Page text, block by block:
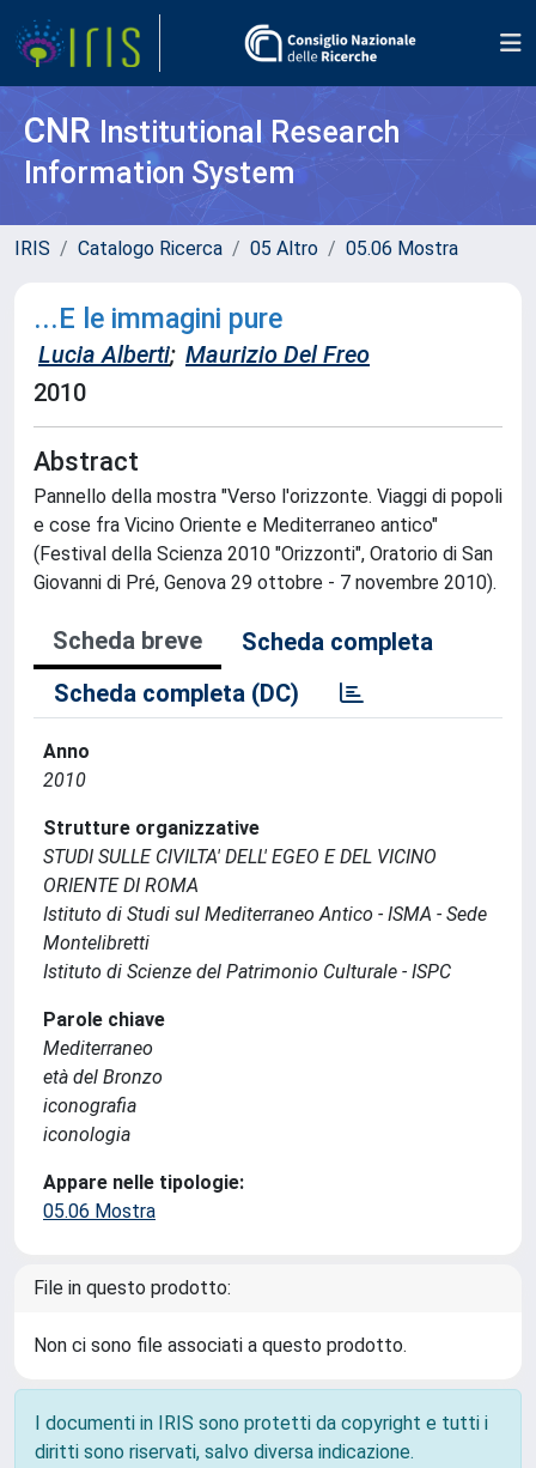
CNR Institutional Research
Information System
IRIS Catalogo Ricerca 05 Altro 05.06 Mostra
...E le immagini pure
Lucia Alberti; Maurizio Del Freo
2010
Abstract
Pannello della mostra "Verso l'orizzonte. Viaggi di popoli
e cose fra Vicino Oriente e Mediterraneo antico"
(Festival della Scienza 2010 "Orizzonti", Oratorio di San
Giovanni di Pré, Genova 29 ottobre - 7 novembre 2010).
Scheda breve
Scheda completa
Scheda completa (DC)
Anno
2010
Strutture organizzative
STUDI SULLE CIVILTA' DELL' EGEO E DEL VICINO
ORIENTE DI ROMA
Istituto di Studi sul Mediterraneo Antico - ISMA - Sede
Montelibretti
Istituto di Scienze del Patrimonio Culturale - ISPC
Parole chiave
Mediterraneo
età del Bronzo
iconografia
iconologia
Appare nelle tipologie:
05.06 Mostra
File in questo prodotto:
Non ci sono file associati a questo prodotto.
I documenti in IRIS sono protetti da copyright e tutti i
diritti sono riservati, salvo diversa indicazione.